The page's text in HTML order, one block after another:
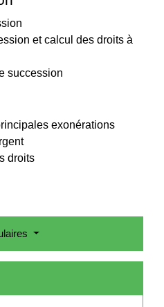
et calcul des droits à
succession
exonérations
droits